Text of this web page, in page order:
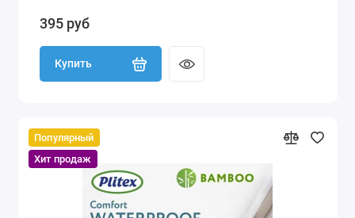
395 руб
Купить
Популярный
Хит продаж